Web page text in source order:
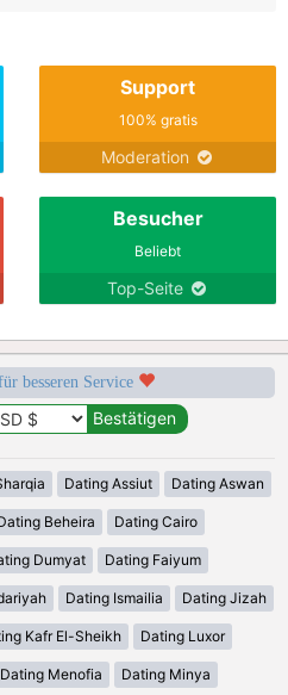
Support
100% gratis
Moderation
Besucher
Beliebt
Top-Seite
besseren Service
Dating Assiut Dating Aswan
Beheira Dating Cairo
Dumyat Dating Faiyum
Dating Ismailia Dating Jizah
Kafr El-Sheikh Dating Luxor
Dating Menofia Dating Minya